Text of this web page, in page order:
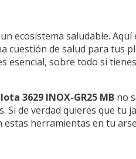
ecosistema saludable. Aquí
de salud para tus
esencial, sobre todo si
3629 INOX-GR25 MB no
de verdad quieres que tu
herramientas en tu